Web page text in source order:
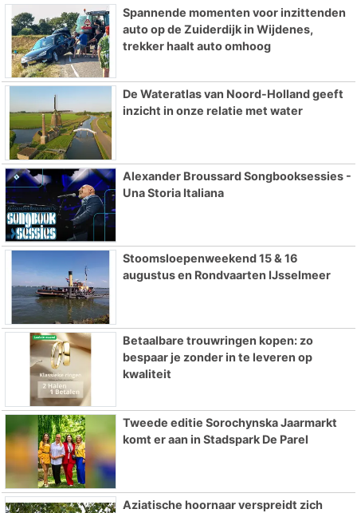
Spannende momenten voor inzittenden
auto op de Zuiderdijk in Wijdenes,
trekker haalt auto omhoog
De Wateratlas van Noord-Holland geeft
inzicht in onze relatie met water
Alexander Broussard Songbooksessies -
Una Storia Italiana
Stoomsloepenweekend 15 & 16
augustus en Rondvaarten IJsselmeer
Betaalbare trouwringen kopen: zo
bespaar je zonder in te leveren op
kwaliteit
Tweede editie Sorochynska Jaarmarkt
komt er aan in Stadspark De Parel
Aziatische hoornaar verspreidt zich